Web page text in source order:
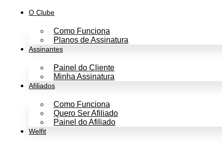
O Clube
Como Funciona
Planos de Assinatura
Assinantes
Painel do Cliente
Minha Assinatura
Afiliados
Como Funciona
Quero Ser Afiliado
Painel do Afiliado
Welfit